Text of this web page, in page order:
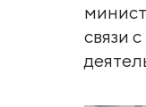
связи